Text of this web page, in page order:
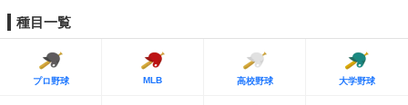
種目一覧
プロ野球 MLB 高校野球 大学野球